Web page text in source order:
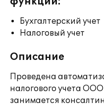
Бухгалтерский учет
Налоговый учет
Описание
Проведена
налогового учета
занимается